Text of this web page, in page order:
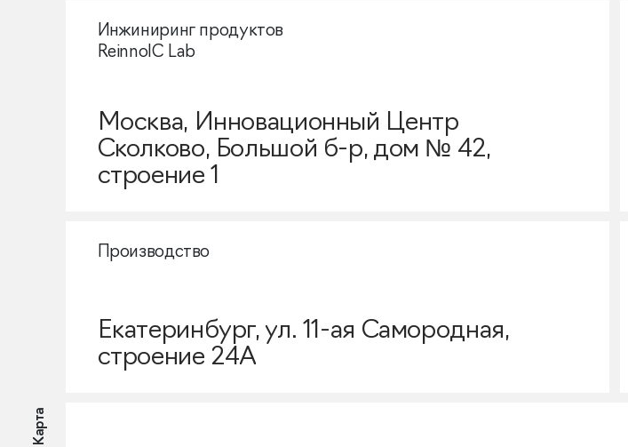
Инжиниринг продуктов
ReinnolC Lab
Москва, Инновационный Центр
Сколково, Большой б-р, дом № 42,
строение 1
Производство
Екатеринбург, ул. 11-ая Самородная,
строение 24А
Карта